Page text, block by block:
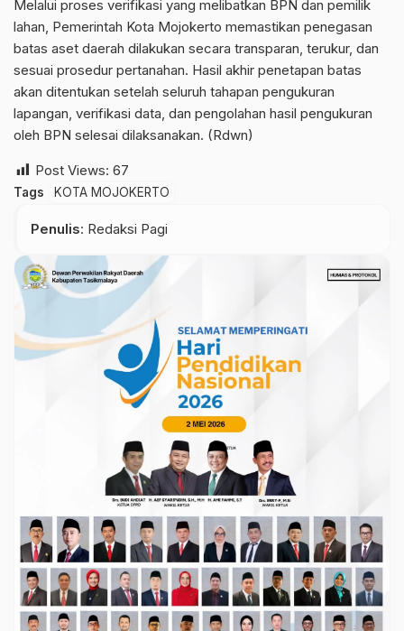
Melalui proses verifikasi yang melibatkan BPN dan pemilik
lahan, Pemerintah Kota Mojokerto memastikan penegasan
batas aset daerah dilakukan secara transparan, terukur, dan
sesuai prosedur pertanahan. Hasil akhir penetapan batas
akan ditentukan setelah seluruh tahapan pengukuran
lapangan, verifikasi data, dan pengolahan hasil pengukuran
oleh BPN selesai dilaksanakan. (Rdwn)
Post Views: 67
Tags KOTA MOJOKERTO
Penulis: Redaksi Pagi